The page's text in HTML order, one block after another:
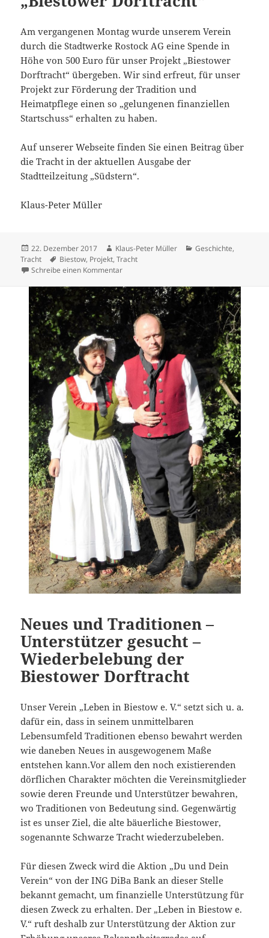
Am vergangenen Montag wurde unserem Verein
durch die Stadtwerke Rostock AG eine Spende in
Höhe von 500 Euro für unser Projekt „Biestower
Dorftracht“ übergeben. Wir sind erfreut, für unser
Projekt zur Förderung der Tradition und
Heimatpflege einen so „gelungenen finanziellen
Startschuss“ erhalten zu haben.
Auf unserer Webseite finden Sie einen Beitrag über
die Tracht in der aktuellen Ausgabe der
Stadtteilzeitung „Südstern“.
Klaus-Peter Müller
Veröffentlicht
am
22. Dezember 2017 Autor
Klaus-Peter Müller Kategorien
Geschichte,
Tracht
Schlagwörter
Biestow, Projekt,Tracht
Schreibe einen Kommentarzu Spende für unser Projekt „Biestower
Neues und Traditionen –
Unterstützer gesucht –
Wiederbelebung der
Biestower Dorftracht
Unser Verein „Leben in Biestow e. V.“ setzt sich u. a.
dafür ein, dass in seinem unmittelbaren
Lebensumfeld Traditionen ebenso bewahrt werden
wie daneben Neues in ausgewogenem Maße
entstehen kann.Vor allem den noch existierenden
dörflichen Charakter möchten die Vereinsmitglieder
sowie deren Freunde und Unterstützer bewahren,
wo Traditionen von Bedeutung sind. Gegenwärtig
ist es unser Ziel, die alte bäuerliche Biestower,
sogenannte Schwarze Tracht wiederzubeleben.
Für diesen Zweck wird die Aktion „Du und Dein
Verein“ von der ING DiBa Bank an dieser Stelle
bekannt gemacht, um finanzielle Unterstützung für
diesen Zweck zu erhalten. Der „Leben in Biestow e.
V.“ ruft deshalb zur Unterstützung der Aktion zur